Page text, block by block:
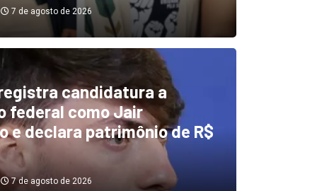
desvios de
emendas Pix
7 de agosto de 2026
7 de agosto de 2026
candidatura a
federal como Jair
e declara patrimônio de R$
7 de agosto de 2026